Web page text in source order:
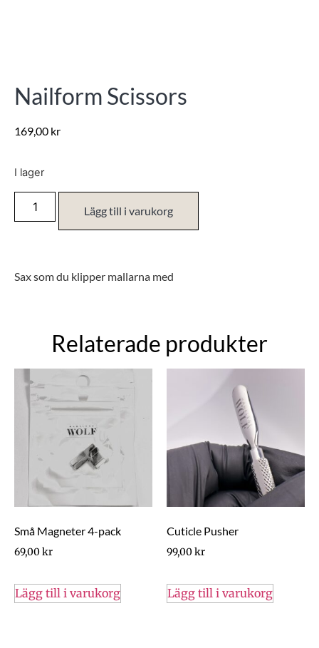
Nailform Scissors
169,00 kr
I lager
Lägg till i varukorg
Sax som du klipper mallarna med
Relaterade produkter
Små Magneter 4-pack
69,00kr
Lägg till i varukorg
Cuticle Pusher
99,00kr
Lägg till i varukorg